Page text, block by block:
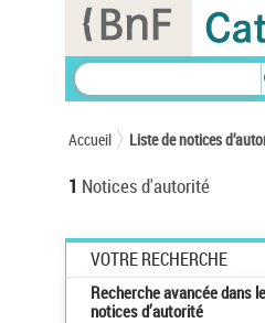
Accueil Liste de notices
1 Notices d'autorité
VOTRE RECHERCHE
Recherche avancée dans
notices d’autorité
Panneau de gestion des cookies